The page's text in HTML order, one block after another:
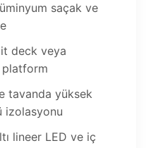
saçak ve
deck veya
platform
tavanda yüksek
izolasyonu
lineer LED ve iç